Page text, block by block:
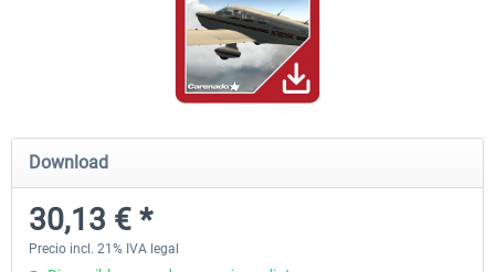
Airbus Bundle
53,21 € *
iFly Jets-The 737NG for
Download
30,13 € *
Precio incl. 21% IVA legal